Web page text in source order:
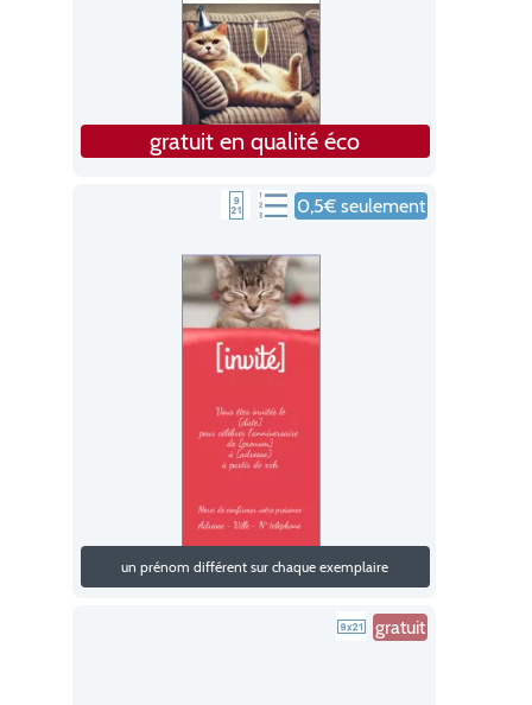
gratuit en qualité éco
0,5€ seulement
un prénom différent sur chaque exemplaire
gratuit